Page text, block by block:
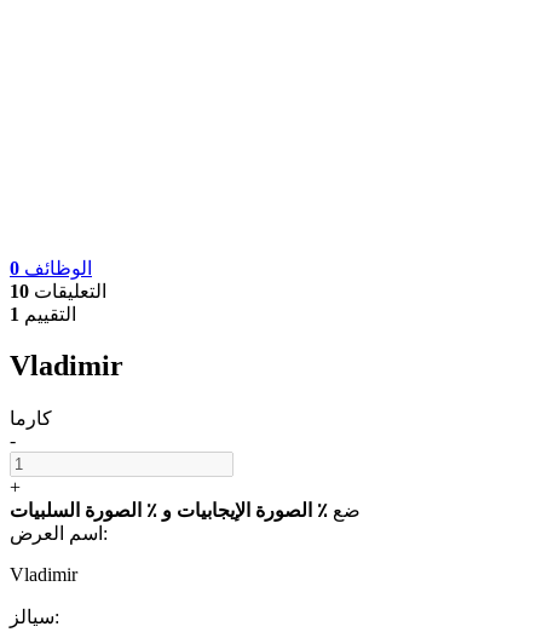
0 الوظائف
10 التعليقات
1 التقييم
Vladimir
كارما
-
+
ضع ٪ الصورة الإيجابيات و ٪ الصورة السلبيات
اسم العرض:
Vladimir
سيالز: